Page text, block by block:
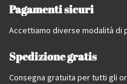
Pagamenti sicuri
Accettiamo diverse modalità di
Spedizione gratis
Consegna gratuita per tutti gli